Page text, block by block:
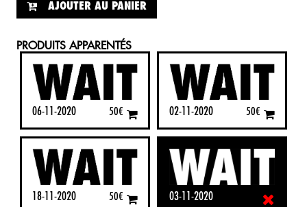
AJOUTER AU PANIER
PRODUITS APPARENTÉS
06-11-2020 50€ 02-11-2020 50€
18-11-2020 50€ 03-11-2020